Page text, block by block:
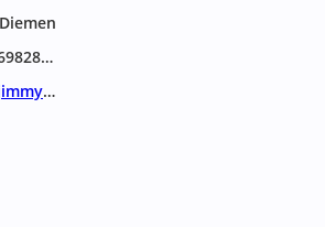
Diemen
69828067
jimmy.martin@swarco.com